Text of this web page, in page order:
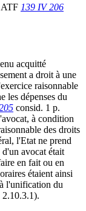
139 IV 206
acquitté
a droit à une
raisonnable
les dépenses du
consid. 1 p.
à condition
des droits
l'Etat ne prend
d'un avocat était
en fait ou en
étaient ainsi
l'unification du
2.10.3.1).